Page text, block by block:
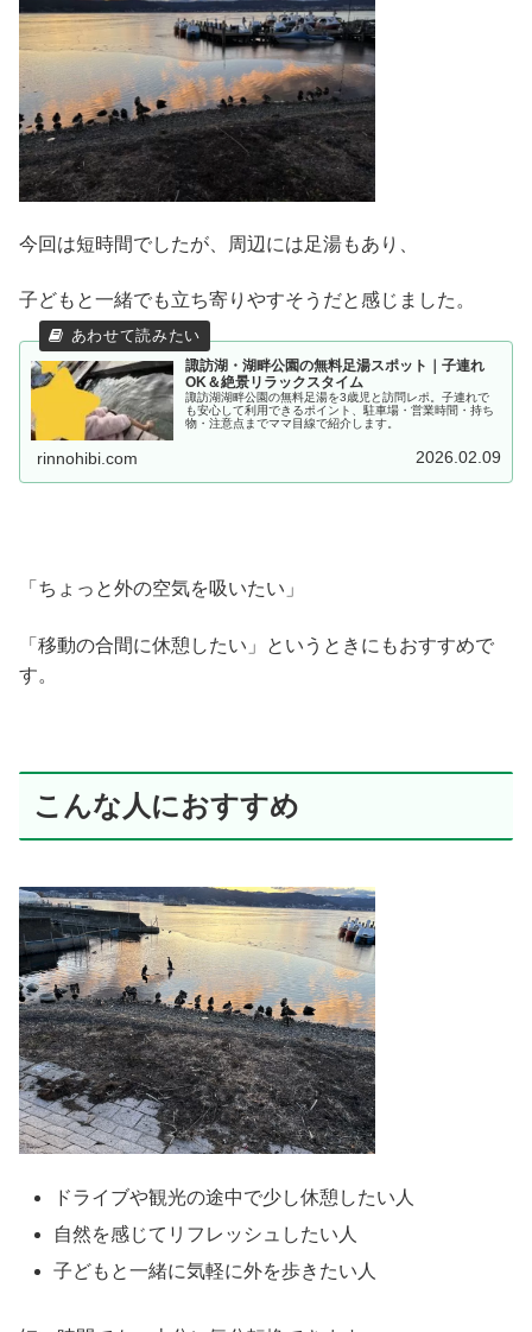
今回は短時間でしたが、周辺には足湯もあり、
子どもと一緒でも立ち寄りやすそうだと感じました。
諏訪湖・湖畔公園の無料足湯スポット｜子連れ
OK＆絶景リラックスタイム
諏訪湖湖畔公園の無料足湯を3歳児と訪問レポ。子連れで
も安心して利用できるポイント、駐車場・営業時間・持ち
物・注意点までママ目線で紹介します。
rinnohibi.com 2026.02.09
「ちょっと外の空気を吸いたい」
「移動の合間に休憩したい」というときにもおすすめで
す。
こんな人におすすめ
ドライブや観光の途中で少し休憩したい人
自然を感じてリフレッシュしたい人
子どもと一緒に気軽に外を歩きたい人